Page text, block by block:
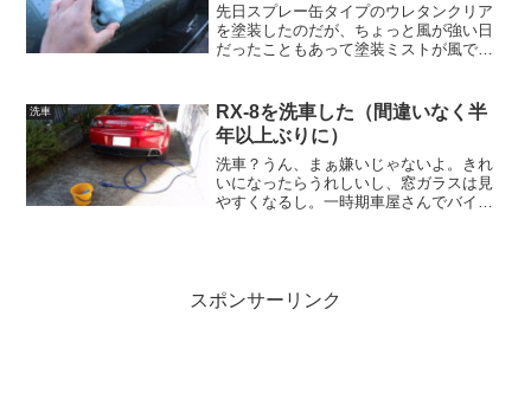
先日スプレー缶タイプのウレタンクリア
を塗装したのだが、ちょっと風が強い日
だったこともあって塗装ミストが風で舞
付着するととけっこう大変なことになっ
てしまう。基本的に被害の...
洗車
RX-8を洗車した（間違いなく半
年以上ぶりに）
洗車？うん、まぁ嫌いじゃないよ。きれ
いになったらうれしいし、窓ガラスは見
やすくなるし。一時期車屋さんでバイト
スポンサーリンク